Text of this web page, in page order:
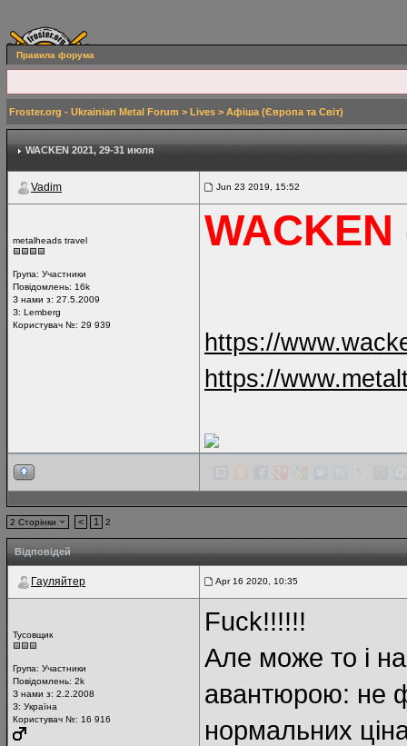
Правила форума
Froster.org - Ukrainian Metal Forum > Lives > Афіша (Європа та Світ)
WACKEN 2021, 29-31 июля
Vadim Jun 23 2019, 15:52
metalheads travel
Група: Участники
Повідомлень: 16k
З нами з: 27.5.2009
З: Lemberg
Користувач №: 29 939
WACKEN
https://
https://
2 Сторінки < 1 2
Відповідей
Гауляйтер Apr 16 2020, 10:35
Тусовщик
Група: Участники
Повідомлень: 2k
З нами з: 2.2.2008
З: Україна
Користувач №: 16 916
Fuck!!!!!!
Але може то і
авантюрою: не
нормальних